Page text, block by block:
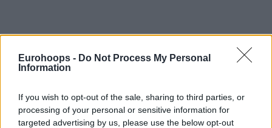
Eurohoops - Do Not Process My Personal
Information
If you wish to opt-out of the sale, sharing to third parties, or
processing of your personal or sensitive information for
targeted advertising by us, please use the below opt-out